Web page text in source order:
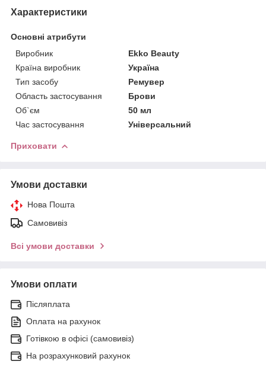
Характеристики
Основні атрибути
Виробник
Ekko Beauty
Країна виробник
Україна
Тип засобу
Ремувер
Область застосування
Брови
Об`єм
50 мл
Час застосування
Універсальний
Приховати
Умови доставки
Нова Пошта
Самовивіз
Всі умови доставки
Умови оплати
Післяплата
Оплата на рахунок
Готівкою в офісі (самовивіз)
На розрахунковий рахунок